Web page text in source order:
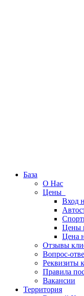
База
О Нас
Цены
Вход
Цены
Цена
Отзывы
Вопрос-
Реквизиты
Правила
Вакансии
Территория